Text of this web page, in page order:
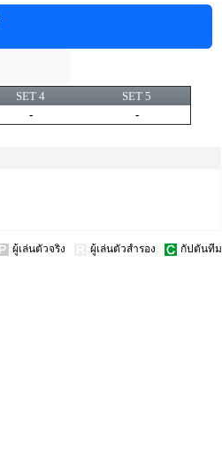
SET 4
SET 5
- -
ผู้เล่นตัวจริง ผู้เล่นตัวสำรอง กัปตันทีม